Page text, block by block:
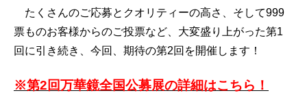
たくさんのご応募とクオリティーの高さ、そして999
票ものお客様からのご投票など、大変盛り上がった第1
回に引き続き、今回、期待の第2回を開催します！
※第2回万華鏡全国公募展の詳細はこちら！